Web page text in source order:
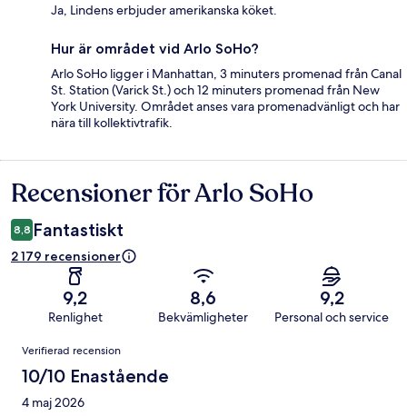
Ja, Lindens erbjuder amerikanska köket.
Hur är området vid Arlo SoHo?
Arlo SoHo ligger i Manhattan, 3 minuters promenad från Canal
St. Station (Varick St.) och 12 minuters promenad från New
York University. Området anses vara promenadvänligt och har
nära till kollektivtrafik.
Recensioner
Recensioner för Arlo SoHo
8,8 Fantastiskt
2 179 recensioner
9,2
Renlighet
8,6
Bekvämligheter
9,2
Personal och service
Recensioner
Verifierad recension
10/10 Enastående
4 maj 2026